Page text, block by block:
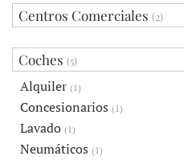
Centros Comerciales (2)
Coches (5)
Alquiler (1)
Concesionarios (1)
Lavado (1)
Neumáticos (1)